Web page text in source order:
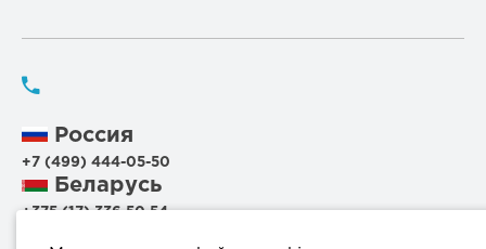
Россия
+7 (499) 444-05-50
Беларусь
+375 (17) 336 50 54